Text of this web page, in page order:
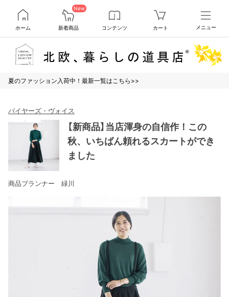
ホーム
New
新着商品 コンテンツ カート メニュー
夏のファッション入荷中！最新一覧はこちら>>
バイヤーズ・ヴォイス
【新商品】当店渾身の自信作！この
秋、いちばん頼れるスカートができ
ました
商品プランナー 緑川